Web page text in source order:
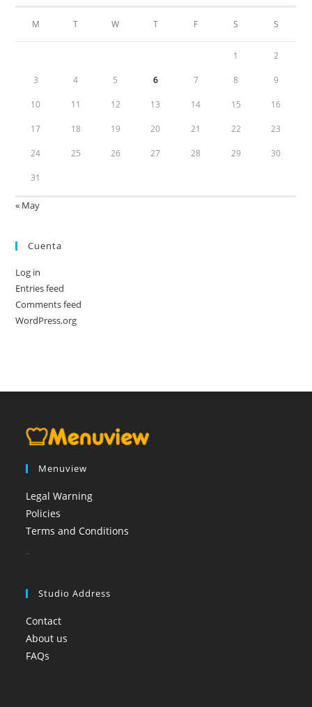
M T W T F S S
1 2
3 4 5 6 7 8 9
10 11 12 13 14 15 16
17 18 19 20 21 22 23
24 25 26 27 28 29 30
31
« May
Cuenta
Log in
Entries feed
Comments feed
WordPress.org
Menuview
Legal Warning
Policies
Terms and Conditions
Studio Address
Contact
About us
FAQs